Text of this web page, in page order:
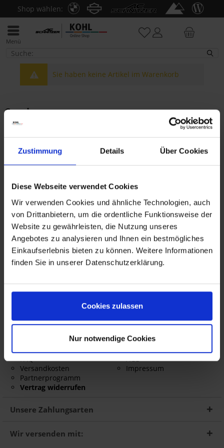
Zustimmung Details Über Cookies
Diese Webseite verwendet Cookies
Wir verwenden Cookies und ähnliche Technologien, auch
von Drittanbietern, um die ordentliche Funktionsweise der
Website zu gewährleisten, die Nutzung unseres
Angebotes zu analysieren und Ihnen ein bestmögliches
Einkaufserlebnis bieten zu können. Weitere Informationen
finden Sie in unserer Datenschutzerklärung.
Cookies zulassen
Nur notwendige Cookies
Shop wählen:
Menü
Sie haben keine Artikel im Warenkorb
Service
shop@kohl.de
Montag - Donnerstag: 9 - 16 Uhr
Themenwelten
BMW Motorrad
Harley Davidson
AC Schnitzer Motorrad Tuning
AC Schnitzer PKW Tuning
BMW PKW
Touratech
Größentabelle
FAQ
Versandkosten
Partnerprogramm
Vertrag widerrufen
Informationen
Über uns
Barrierefreiheitserklärung
AGB
Impressum
Unsere Zahlungsarten
Wir versenden mit: